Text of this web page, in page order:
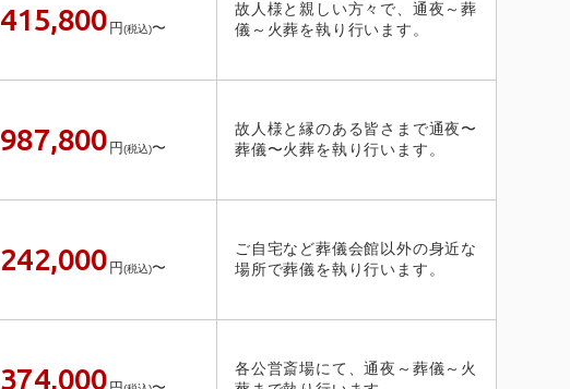
415,800 円(税込)〜
故人様と親しい方々で、通夜～葬
儀～火葬を執り行います。
987,800 円(税込)〜
故人様と縁のある皆さまで通夜〜
葬儀〜火葬を執り行います。
242,000 円(税込)〜
ご自宅など葬儀会館以外の身近な
場所で葬儀を執り行います。
374,000
各公営斎場にて、通夜～葬儀～火